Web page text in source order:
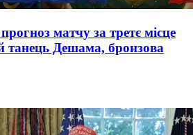
матчу за третє місце
танець Дешама, бронзова